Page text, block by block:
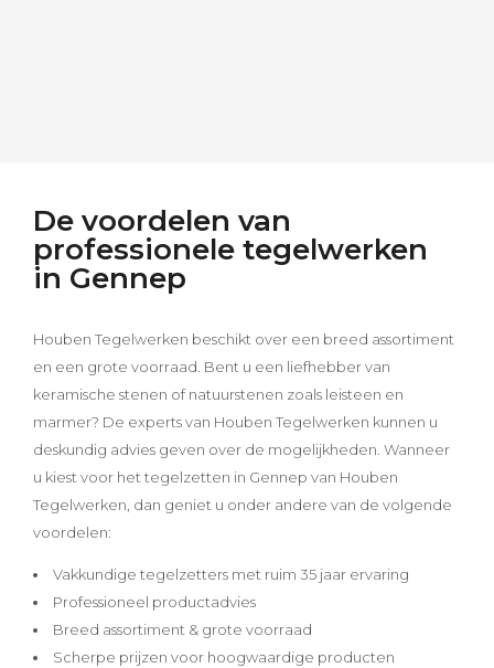
De voordelen van
professionele tegelwerken
in Gennep
Houben Tegelwerken beschikt over een breed assortiment
en een grote voorraad. Bent u een liefhebber van
keramische stenen of natuurstenen zoals leisteen en
marmer? De experts van Houben Tegelwerken kunnen u
deskundig advies geven over de mogelijkheden. Wanneer
u kiest voor het tegelzetten in Gennep van Houben
Tegelwerken, dan geniet u onder andere van de volgende
voordelen:
Vakkundige tegelzetters met ruim 35 jaar ervaring
Professioneel productadvies
Breed assortiment & grote voorraad
Scherpe prijzen voor hoogwaardige producten